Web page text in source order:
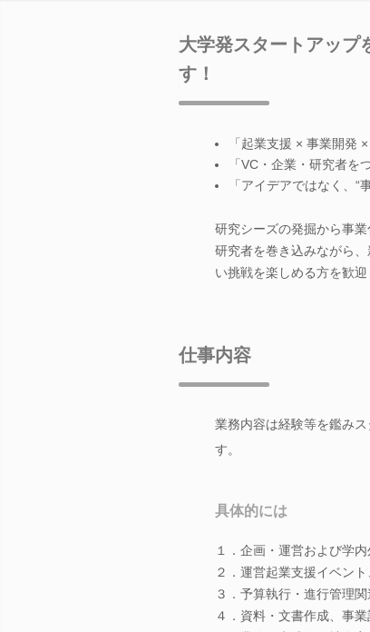
大学発スタートアッ
す！
「起業支援 × 事業開発
「VC・企業・研究者を
「アイデアではなく、“
研究シーズの発掘から事
研究者を巻き込みながら
い挑戦を楽しめる方を歓迎
仕事内容
業務内容は経験等を鑑み
す。
具体的には
１．企画・運営および学
２．運営起業支援イベン
３．予算執行・進行管理
４．資料・文書作成、事